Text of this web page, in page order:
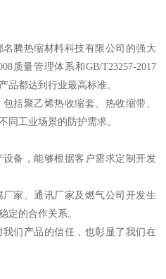
腾热缩材料科技有限公司的强大
质量管理体系和GB/T23257-2017
品都达到行业最高标准。
括聚乙烯热收缩套、热收缩带、
同工业场景的防护需求。
备，能够根据客户需求定制开发
家、通讯厂家及燃气公司开发生
定的合作关系。
们产品的信任，也彰显了我们在